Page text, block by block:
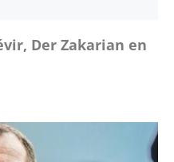
Der Zakarian en